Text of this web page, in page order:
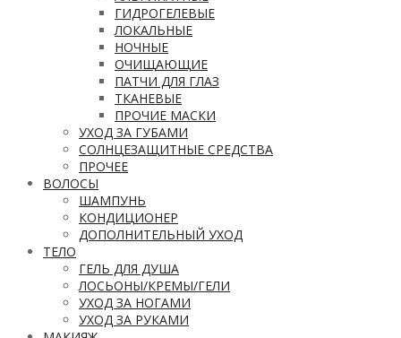
ГИДРОГЕЛЕВЫЕ
ЛОКАЛЬНЫЕ
НОЧНЫЕ
ОЧИЩАЮЩИЕ
ПАТЧИ ДЛЯ ГЛАЗ
ТКАНЕВЫЕ
ПРОЧИЕ МАСКИ
УХОД ЗА ГУБАМИ
СОЛНЦЕЗАЩИТНЫЕ СРЕДСТВА
ПРОЧЕЕ
ВОЛОСЫ
ШАМПУНЬ
КОНДИЦИОНЕР
ДОПОЛНИТЕЛЬНЫЙ УХОД
ТЕЛО
ГЕЛЬ ДЛЯ ДУША
ЛОСЬОНЫ/КРЕМЫ/ГЕЛИ
УХОД ЗА НОГАМИ
УХОД ЗА РУКАМИ